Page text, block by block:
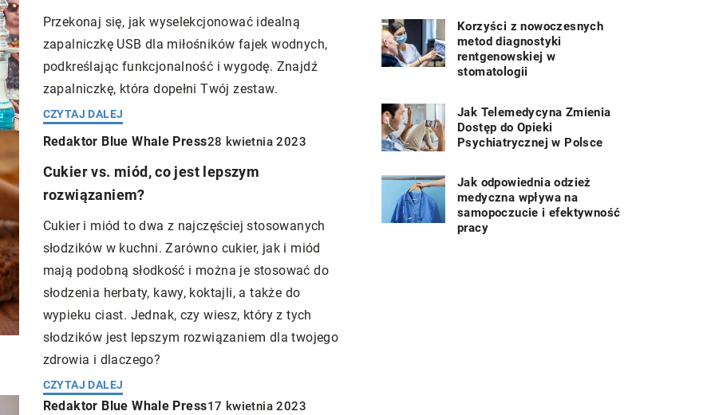
Przekonaj się, jak wyselekcjonować idealną
zapalniczkę USB dla miłośników fajek wodnych,
podkreślając funkcjonalność i wygodę. Znajdź
zapalniczkę, która dopełni Twój zestaw.
CZYTAJ DALEJ
Redaktor Blue Whale Press28 kwietnia 2023
Cukier vs. miód, co jest lepszym
rozwiązaniem?
Cukier i miód to dwa z najczęściej stosowanych
słodzików w kuchni. Zarówno cukier, jak i miód
mają podobną słodkość i można je stosować do
słodzenia herbaty, kawy, koktajli, a także do
wypieku ciast. Jednak, czy wiesz, który z tych
słodzików jest lepszym rozwiązaniem dla twojego
zdrowia i dlaczego?
CZYTAJ DALEJ
Redaktor Blue Whale Press17 kwietnia 2023
Korzyści z nowoczesnych
metod diagnostyki
rentgenowskiej w
stomatologii
Jak Telemedycyna Zmienia
Dostęp do Opieki
Psychiatrycznej w Polsce
Jak odpowiednia odzież
medyczna wpływa na
samopoczucie i efektywność
pracy